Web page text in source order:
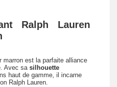
Ralph Lauren
marron est la parfaite alliance
Avec sa silhouette
haut de gamme, il incarne
Ralph Lauren.